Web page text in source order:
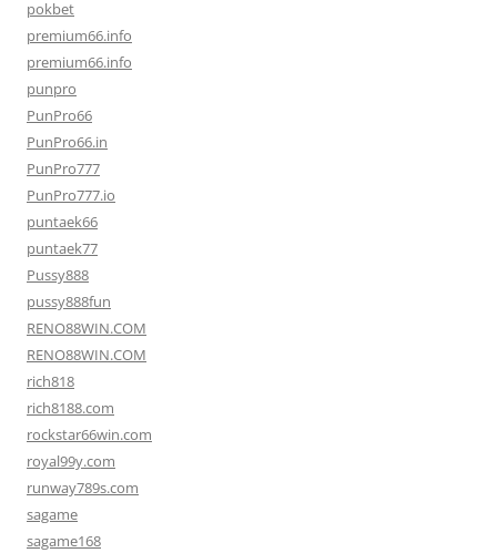
pokbet
premium66.info
premium66.info
punpro
PunPro66
PunPro66.in
PunPro777
PunPro777.io
puntaek66
puntaek77
Pussy888
pussy888fun
RENO88WIN.COM
RENO88WIN.COM
rich818
rich8188.com
rockstar66win.com
royal99y.com
runway789s.com
sagame
sagame168